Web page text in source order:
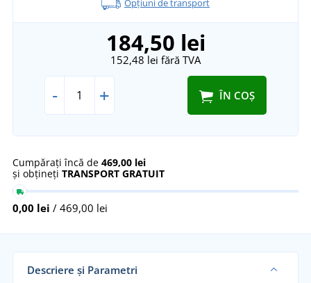
Opțiuni de transport
184,50 lei
152,48 lei fără TVA
- + ÎN COȘ
Cumpărați încă de 469,00 lei
și obțineți TRANSPORT GRATUIT
0,00 lei / 469,00 lei
Descriere și Parametri